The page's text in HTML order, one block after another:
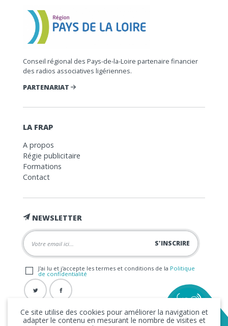
Conseil régional des Pays-de-la-Loire partenaire financier
des radios associatives ligériennes.
PARTENARIAT
LA FRAP
A propos
Régie publicitaire
Formations
Contact
NEWSLETTER
J'ai lu et j'accepte les termes et conditions de la Politique
de confidentialité
Ce site utilise des cookies pour améliorer la navigation et
adapter le contenu en mesurant le nombre de visites et